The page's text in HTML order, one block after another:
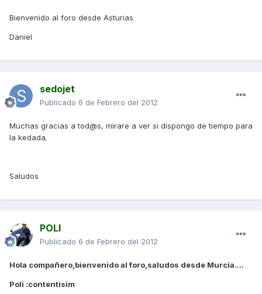
Bienvenido al foro desde Asturias
Daniel
sedojet
Publicado 6 de Febrero del 2012
Muchas gracias a tod@s, mirare a ver si dispongo de tiempo para
la kedada.
Saludos
POLI
Publicado 6 de Febrero del 2012
Hola compañero,bienvenido al foro,saludos desde Murcia....
Poli :contentisim